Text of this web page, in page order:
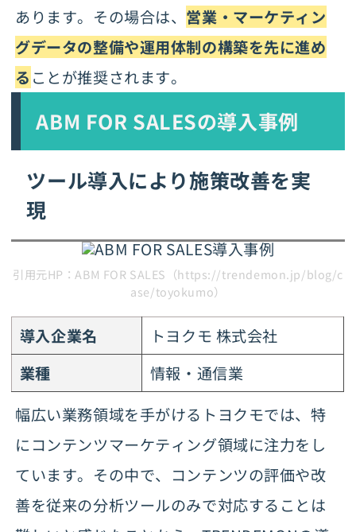
あります。その場合は、 営業・マーケティン
グデータの整備や運用体制の構築を先に進め
る ことが推奨されます。
ABM FOR SALESの導入事例
ツール導入により施策改善を実
現
引用元HP：ABM FOR SALES（https://trendemon.jp/blog/c
ase/toyokumo）
導入企業名
トヨクモ 株式会社
業種
情報・通信業
幅広い業務領域を手がけるトヨクモでは、特
にコンテンツマーケティング領域に注力をし
ています。その中で、コンテンツの評価や改
善を従来の分析ツールのみで対応することは